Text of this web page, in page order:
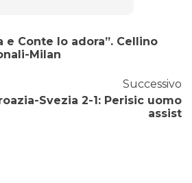
e Conte lo adora”. Cellino
Milan
Successivo
Svezia 2-1: Perisic uomo
assist